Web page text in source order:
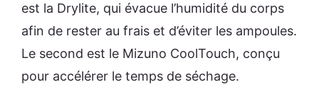
est la Drylite, qui évacue l’humidité du corps
afin de rester au frais et d’éviter les ampoules.
Le second est le Mizuno CoolTouch, conçu
pour accélérer le temps de séchage.